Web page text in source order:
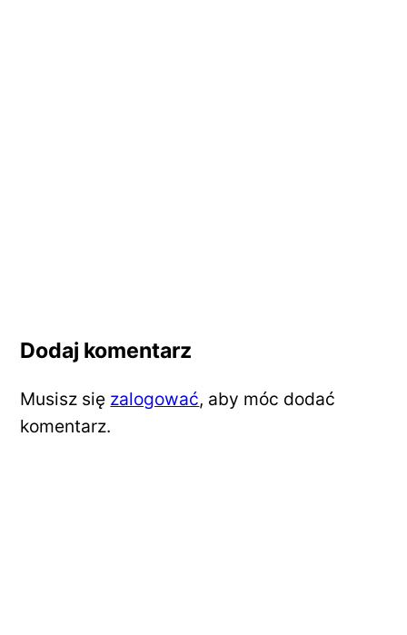
Dodaj komentarz
Musisz się zalogować, aby móc dodać
komentarz.